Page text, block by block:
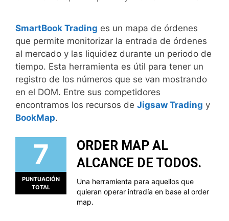
SmartBook Trading es un mapa de órdenes
que permite monitorizar la entrada de órdenes
al mercado y las liquidez durante un periodo de
tiempo. Esta herramienta es útil para tener un
registro de los números que se van mostrando
en el DOM. Entre sus competidores
encontramos los recursos de Jigsaw Trading y
BookMap.
7
PUNTUACIÓN
TOTAL
ORDER MAP AL
ALCANCE DE TODOS.
Una herramienta para aquellos que
quieran operar intradía en base al order
map.